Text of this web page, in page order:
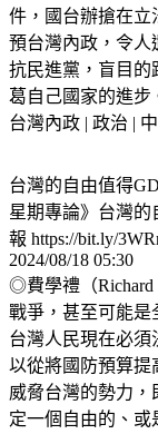
件，國台辦搶在立
預台灣內政，令人
抗民進黨，盲目的
葛自己國家的進步
台灣內政 | 政治 |
台灣的自由值得
星期專論》台灣的
報 https://bit.ly/
2024/08/18 05:30
◎費學禮（Richard
戰爭，甚至可能是
台灣人民現在必
以從將國防預算提
威脅台灣的勢力
定一個自由的、